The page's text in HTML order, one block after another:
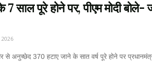
पूरे होने पर, पीएम मोदी बोले-
अनुच्छेद 370 हटाए जाने के सात वर्ष पूरे होने पर